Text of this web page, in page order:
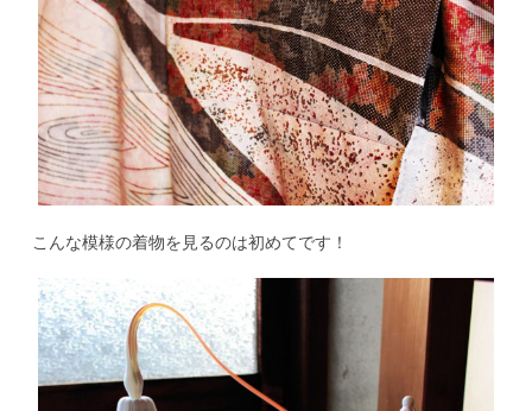
こんな模様の着物を見るのは初めてです！